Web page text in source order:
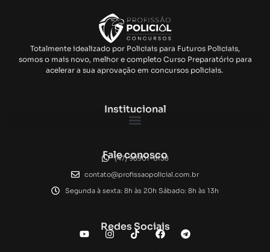
Totalmente idealizado por Policiais para Futuros Policiais,
somos o mais novo, melhor e completo Curso Preparatório para
acelerar a sua aprovação em concursos policiais.
Institucional
Fale conosco
(47) 98901-6138
contato@profissaopolicial.com.br
Segunda à sexta: 8h às 20h Sábado: 8h às 13h
Redes Sociais